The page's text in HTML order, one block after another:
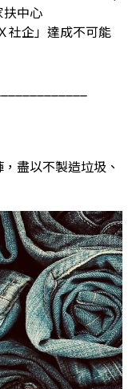
扶中心
社企」達成不可能
盡以不製造垃圾、